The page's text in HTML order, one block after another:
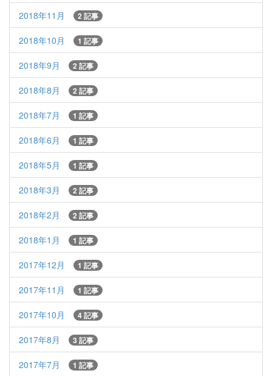
2018年11月 2 記事
2018年10月 1 記事
2018年9月 2 記事
2018年8月 2 記事
2018年7月 1 記事
2018年6月 1 記事
2018年5月 1 記事
2018年3月 2 記事
2018年2月 2 記事
2018年1月 1 記事
2017年12月 1 記事
2017年11月 1 記事
2017年10月 4 記事
2017年8月 3 記事
2017年7月 1 記事